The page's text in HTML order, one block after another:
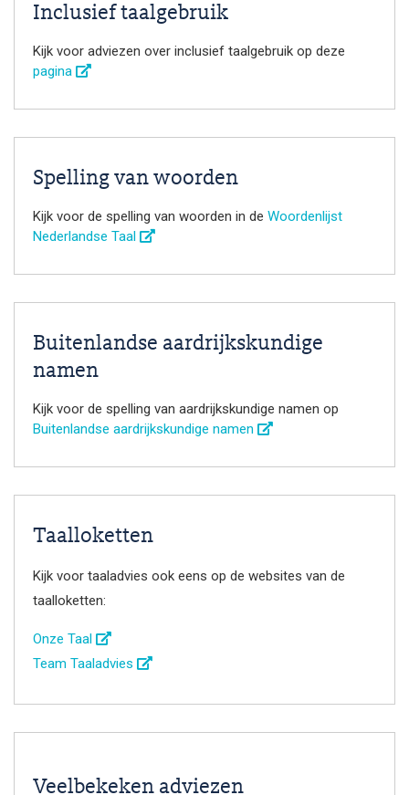
Inclusief taalgebruik
Kijk voor adviezen over inclusief taalgebruik op deze
pagina
Spelling van woorden
Kijk voor de spelling van woorden in de Woordenlijst
Nederlandse Taal
Buitenlandse aardrijkskundige
namen
Kijk voor de spelling van aardrijkskundige namen op
Buitenlandse aardrijkskundige namen
Taalloketten
Kijk voor taaladvies ook eens op de websites van de
taalloketten:
Onze Taal
Team Taaladvies
Veelbekeken adviezen